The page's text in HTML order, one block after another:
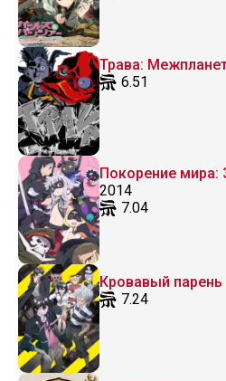
Трава:
6.51
Покорение мира:
2014
7.04
Кровавый парень
7.24